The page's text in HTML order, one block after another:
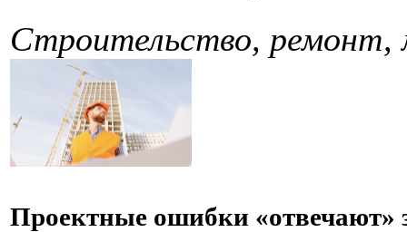
Строительство,
Проектные ошибки «отвечают»